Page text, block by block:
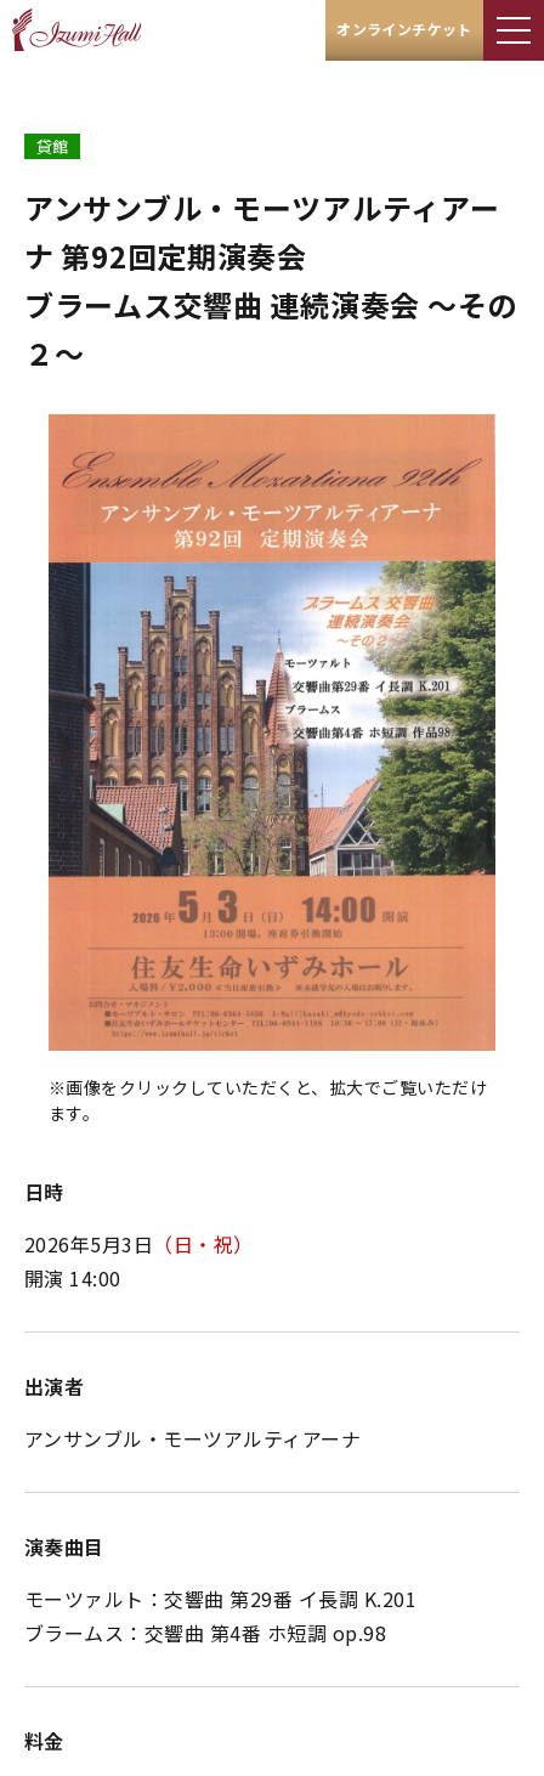
オンラインチケット
貸館
アンサンブル・モーツアルティアー
ナ 第92回定期演奏会
ブラームス交響曲 連続演奏会 ～その
２～
※画像をクリックしていただくと、拡大でご覧いただけ
ます。
日時
2026年5月3日 （日・祝）
開演 14:00
出演者
アンサンブル・モーツアルティアーナ
演奏曲目
モーツァルト：交響曲 第29番 イ長調 K.201
ブラームス：交響曲 第4番 ホ短調 op.98
料金